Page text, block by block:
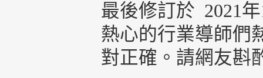
最後修訂於 2021
熱心的行業導師們
對正確。請網友斟